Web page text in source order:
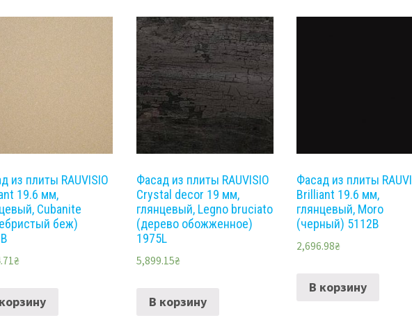
из плиты RAUVISIO
19.6 мм,
Cubanite
беж)
₴
Фасад из плиты RAUVISIO
Crystal decor 19 мм,
глянцевый, Legno bruciato
(дерево обожженное)
1975L
5,899.15₴
В корзину
Фасад из плиты
Brilliant 19.6 мм,
глянцевый, Moro
(черный) 5112B
2,696.98₴
В корзину